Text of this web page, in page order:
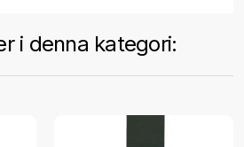
i denna kategori: